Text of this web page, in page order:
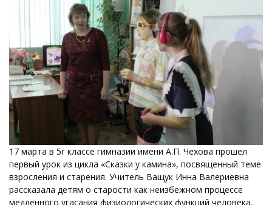
17 марта в 5г классе гимназии имени А.П. Чехова прошел
первый урок из цикла «Сказки у камина», посвященный теме
взросления и старения. Учитель Ващук Инна Валериевна
рассказала детям о старости как неизбежном процессе
медленного угасания физиологических функций человека.